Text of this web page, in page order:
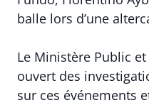
balle lors d’une
Le Ministère Public
ouvert des
sur ces événements